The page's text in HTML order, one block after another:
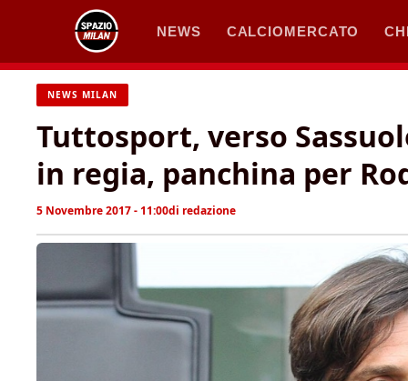
contenuto
NEWS CALCIOMERCATO
NEWS MILAN
Tuttosport, verso
in regia, panchina per
5 Novembre 2017 - 11:00di redazione